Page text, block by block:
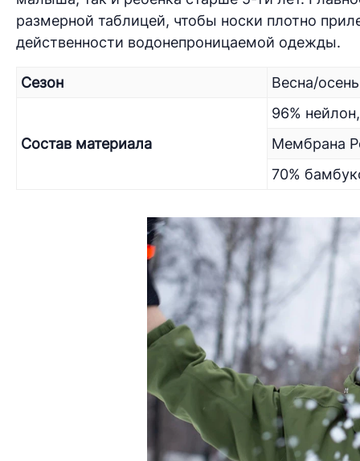
размерной таблицей, чтобы носки плотно
действенности водонепроницаемой одежды.
Сезон Весна/
Состав материала
96%
Мембрана
70%